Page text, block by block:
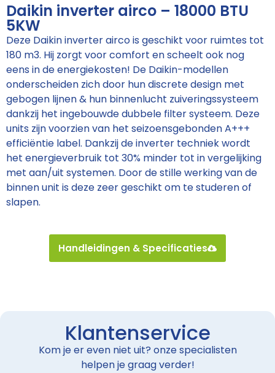
Daikin inverter airco – 18000 BTU
5KW
Deze Daikin inverter airco is geschikt voor ruimtes tot
180 m3. Hij zorgt voor comfort en scheelt ook nog
eens in de energiekosten! De Daikin-modellen
onderscheiden zich door hun discrete design met
gebogen lijnen & hun binnenlucht zuiveringssysteem
dankzij het ingebouwde dubbele filter systeem. Deze
units zijn voorzien van het seizoensgebonden A+++
efficiëntie label. Dankzij de inverter techniek wordt
het energieverbruik tot 30% minder tot in vergelijking
met aan/uit systemen. Door de stille werking van de
binnen unit is deze zeer geschikt om te studeren of
slapen.
Handleidingen & Specificaties
Klantenservice
Kom je er even niet uit? onze specialisten
helpen je graag verder!